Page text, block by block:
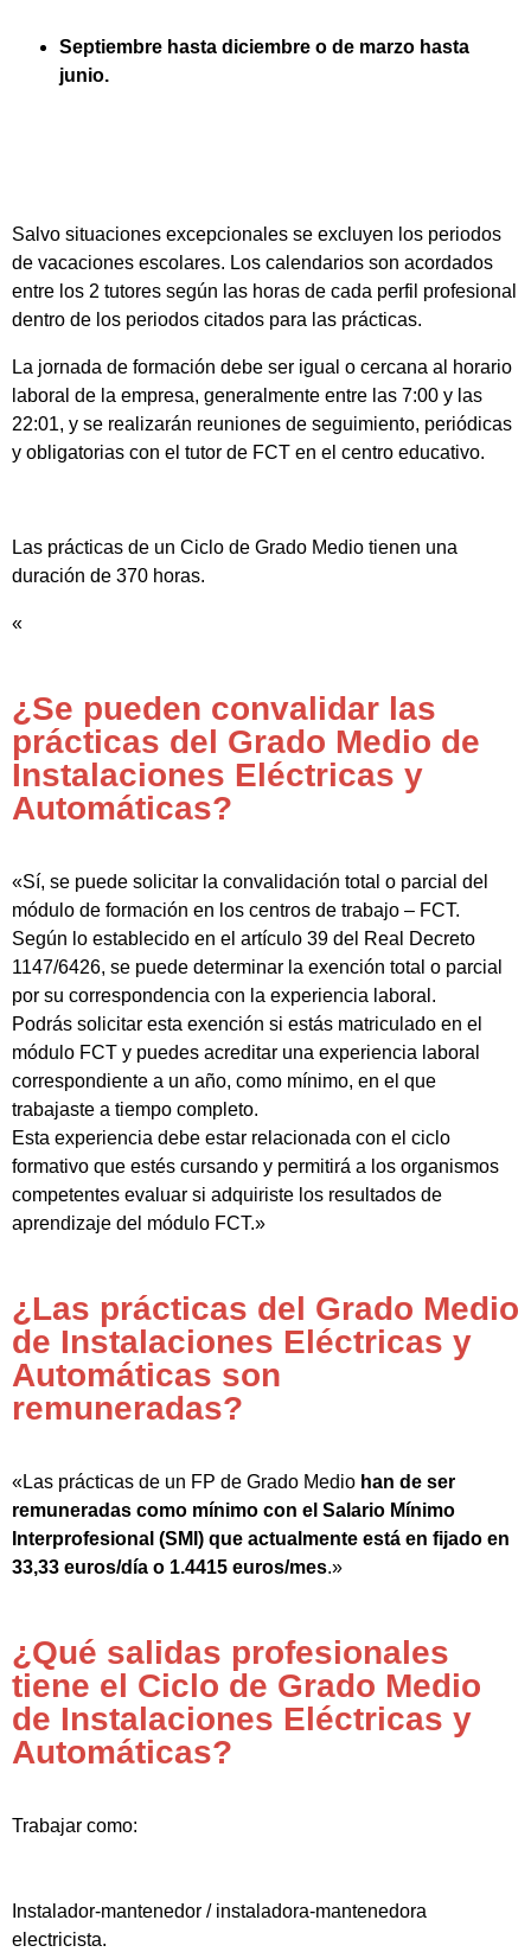
Septiembre hasta diciembre o de marzo hasta
junio.
Salvo situaciones excepcionales se excluyen los periodos
de vacaciones escolares. Los calendarios son acordados
entre los 2 tutores según las horas de cada perfil profesional
dentro de los periodos citados para las prácticas.
La jornada de formación debe ser igual o cercana al horario
laboral de la empresa, generalmente entre las 7:00 y las
22:01, y se realizarán reuniones de seguimiento, periódicas
y obligatorias con el tutor de FCT en el centro educativo.
Las prácticas de un Ciclo de Grado Medio tienen una
duración de 370 horas.
«
¿Se pueden convalidar las
prácticas del Grado Medio de
Instalaciones Eléctricas y
Automáticas?
«Sí, se puede solicitar la convalidación total o parcial del
módulo de formación en los centros de trabajo – FCT.
Según lo establecido en el artículo 39 del Real Decreto
1147/6426, se puede determinar la exención total o parcial
por su correspondencia con la experiencia laboral.
Podrás solicitar esta exención si estás matriculado en el
módulo FCT y puedes acreditar una experiencia laboral
correspondiente a un año, como mínimo, en el que
trabajaste a tiempo completo.
Esta experiencia debe estar relacionada con el ciclo
formativo que estés cursando y permitirá a los organismos
competentes evaluar si adquiriste los resultados de
aprendizaje del módulo FCT.»
¿Las prácticas del Grado Medio
de Instalaciones Eléctricas y
Automáticas son
remuneradas?
«Las prácticas de un FP de Grado Medio han de ser
remuneradas como mínimo con el Salario Mínimo
Interprofesional (SMI) que actualmente está en fijado en
33,33 euros/día o 1.4415 euros/mes.»
¿Qué salidas profesionales
tiene el Ciclo de Grado Medio
de Instalaciones Eléctricas y
Automáticas?
Trabajar como:
Instalador-mantenedor / instaladora-mantenedora
electricista.